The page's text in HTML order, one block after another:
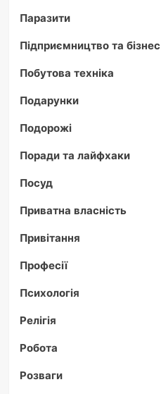
Паразити
Підприємництво та бізнес
Побутова техніка
Подарунки
Подорожі
Поради та лайфхаки
Посуд
Приватна власність
Привітання
Професії
Психологія
Релігія
Робота
Розваги